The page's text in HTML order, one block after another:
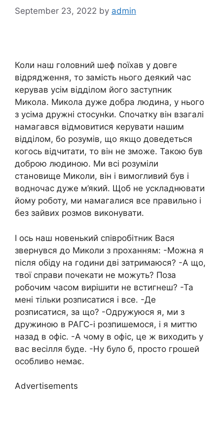
September 23, 2022 by admin
Коли наш головний шеф поїхав у довге
відрядження, то замість нього деякий час
керував усім відділом його заступник
Микола. Микола дуже добра людина, у нього
з усіма дружні стосунkи. Спочатку він взагалі
намагався відмовитися керувати нашим
відділом, бо розумів, що якщо доведеться
когось відчитати, то він не зможе. Такою був
доброю людиною. Ми всі розуміли
становище Миколи, він і вимогливий був і
водночас дуже м’який. Щоб не ускладнювати
йому роботу, ми намагалися все правильно і
без зайвих розмов виконувати.
І ось наш новенький співробітник Вася
звернувся до Миколи з проханням: -Можна я
після обіду на години дві затримаюся? -А що,
твої справи почекати не можуть? Поза
робочим часом вирішити не встигнеш? -Та
мені тільки розписатися і все. -Де
розписатися, за що? -Одружуюся я, ми з
дружиною в РАГС-і розпишемося, і я миттю
назад в офіс. -А чому в офіс, це ж виходить у
вас весілля буде. -Ну було б, просто грошей
особливо немає.
Advertisements